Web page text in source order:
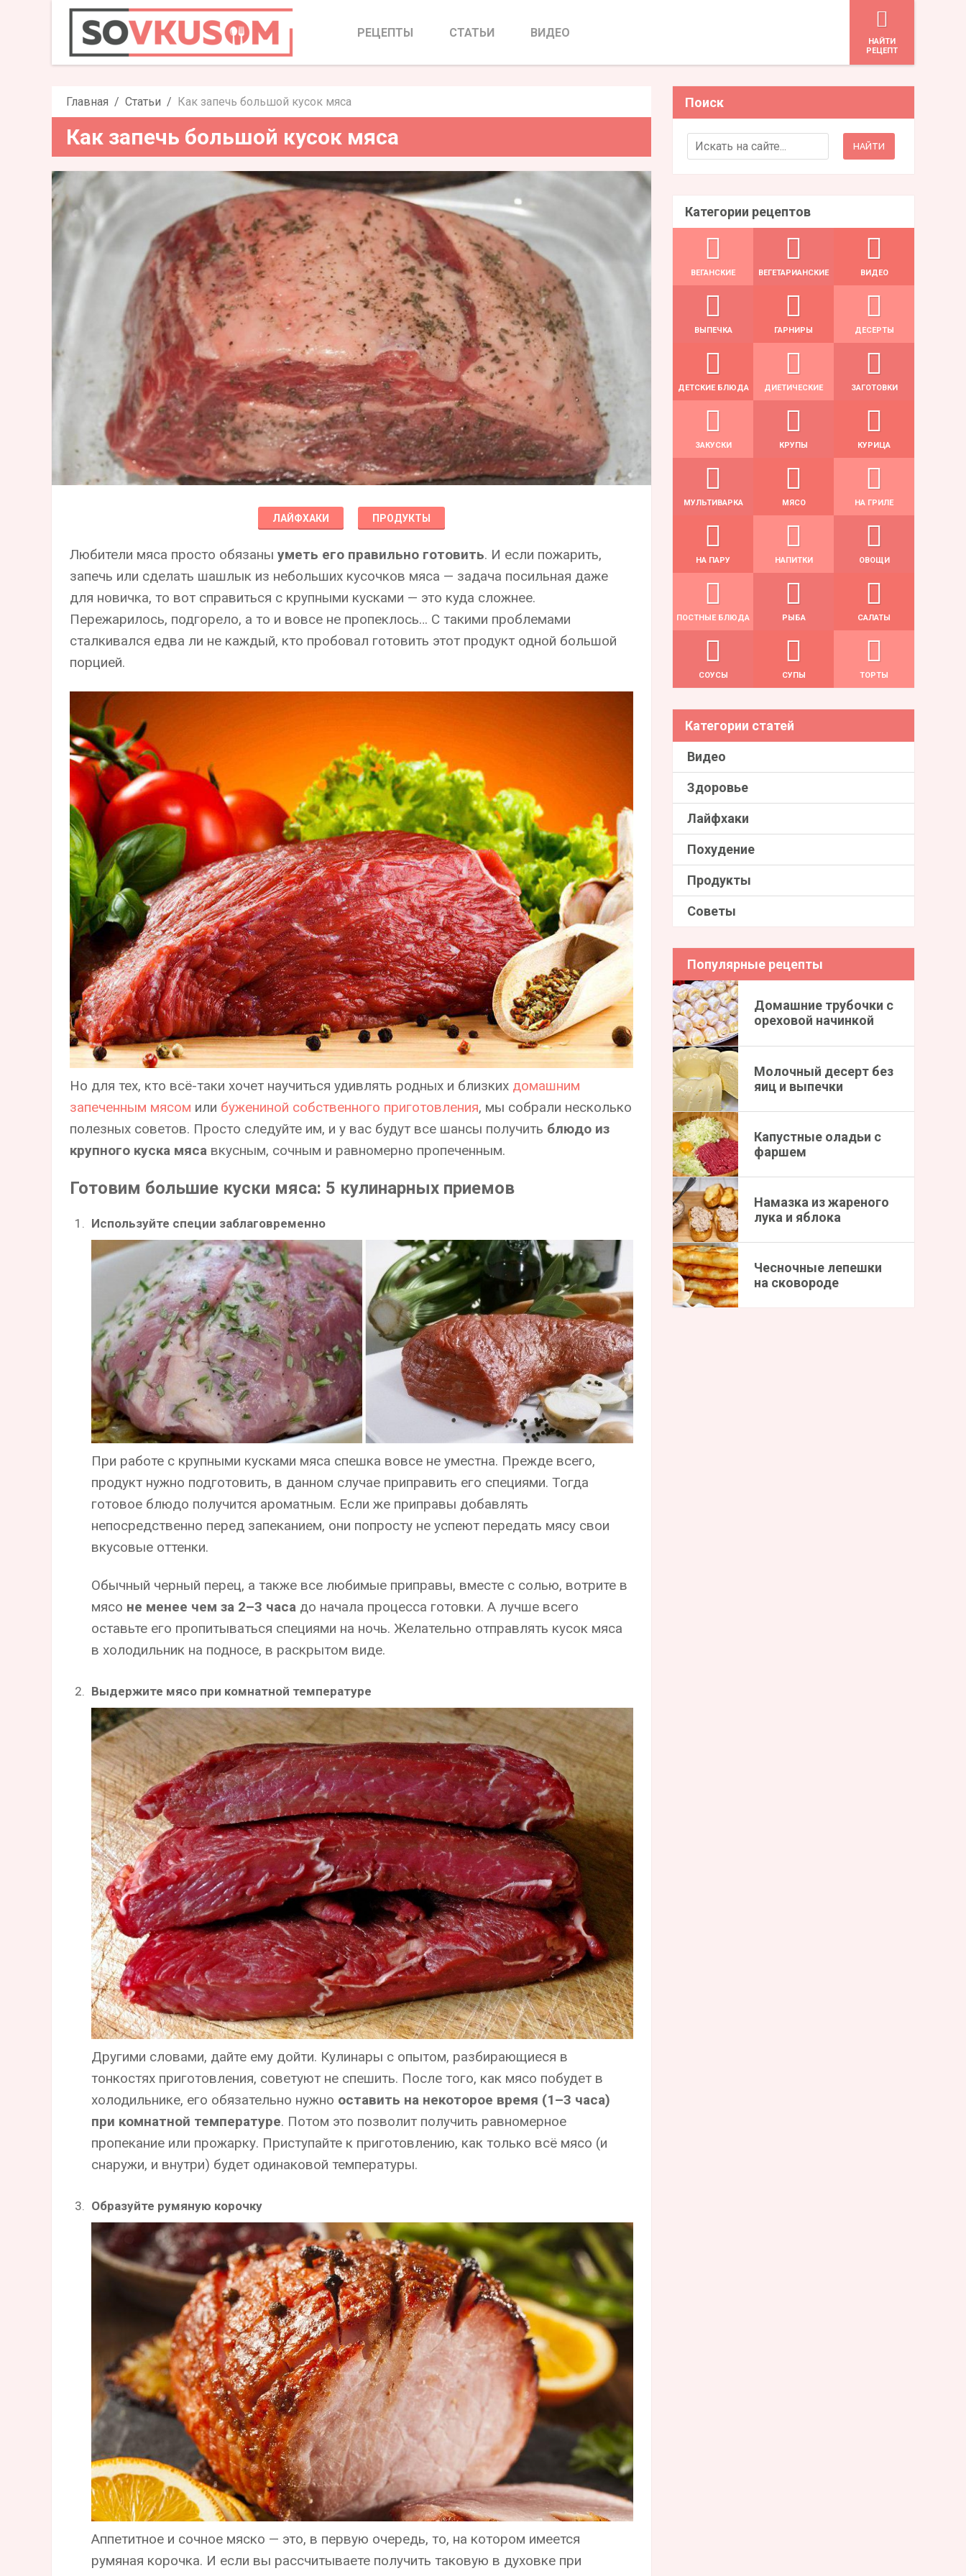
Как запечь большой кусок мяса
РЕЦЕПТЫ СТАТЬИ ВИДЕО
HАЙТИ
РЕЦЕПТ
Главная Статьи Как запечь большой кусок мяса
Как запечь большой кусок мяса
ЛАЙФХАКИ ПРОДУКТЫ
Любители мяса просто обязаны уметь его правильно готовить. И если пожарить,
запечь или сделать шашлык из небольших кусочков мяса — задача посильная даже
для новичка, то вот справиться с крупными кусками — это куда сложнее.
Пережарилось, подгорело, а то и вовсе не пропеклось… С такими проблемами
сталкивался едва ли не каждый, кто пробовал готовить этот продукт одной большой
порцией.
Но для тех, кто всё-таки хочет научиться удивлять родных и близких домашним
запеченным мясом или бужениной собственного приготовления, мы собрали несколько
полезных советов. Просто следуйте им, и у вас будут все шансы получить блюдо из
крупного куска мяса вкусным, сочным и равномерно пропеченным.
Готовим большие куски мяса: 5 кулинарных приемов
Используйте специи заблаговременно
При работе с крупными кусками мяса спешка вовсе не уместна. Прежде всего,
продукт нужно подготовить, в данном случае приправить его специями. Тогда
готовое блюдо получится ароматным. Если же приправы добавлять
непосредственно перед запеканием, они попросту не успеют передать мясу свои
вкусовые оттенки.
Обычный черный перец, а также все любимые приправы, вместе с солью, вотрите в
мясо не менее чем за 2–3 часа до начала процесса готовки. А лучше всего
оставьте его пропитываться специями на ночь. Желательно отправлять кусок мяса
в холодильник на подносе, в раскрытом виде.
Выдержите мясо при комнатной температуре
Другими словами, дайте ему дойти. Кулинары с опытом, разбирающиеся в
тонкостях приготовления, советуют не спешить. После того, как мясо побудет в
холодильнике, его обязательно нужно оставить на некоторое время (1–3 часа)
при комнатной температуре. Потом это позволит получить равномерное
пропекание или прожарку. Приступайте к приготовлению, как только всё мясо (и
снаружи, и внутри) будет одинаковой температуры.
Образуйте румяную корочку
Аппетитное и сочное мяско — это, в первую очередь, то, на котором имеется
румяная корочка. И если вы рассчитываете получить таковую в духовке при
Поиск
Search for:
Категории рецептов
ВЕГАНСКИЕ ВЕГЕТАРИАНСКИЕ ВИДЕО
ВЫПЕЧКА ГАРНИРЫ ДЕСЕРТЫ
ДЕТСКИЕ БЛЮДА ДИЕТИЧЕСКИЕ ЗАГОТОВКИ
ЗАКУСКИ КРУПЫ КУРИЦА
МУЛЬТИВАРКА МЯСО НА ГРИЛЕ
НА ПАРУ НАПИТКИ ОВОЩИ
ПОСТНЫЕ БЛЮДА РЫБА САЛАТЫ
СОУСЫ СУПЫ ТОРТЫ
Категории статей
Видео
Здоровье
Лайфхаки
Похудение
Продукты
Советы
Популярные рецепты
Домашние трубочки с
ореховой начинкой
Молочный десерт без
яиц и выпечки
Капустные оладьи с
фаршем
Намазка из жареного
лука и яблока
Чесночные лепешки
на сковороде